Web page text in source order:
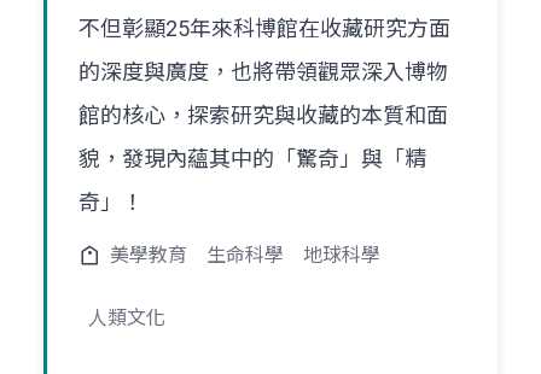
不但彰顯25年來科博館在收藏研究方面
的深度與廣度，也將帶領觀眾深入博物
館的核心，探索研究與收藏的本質和面
貌，發現內蘊其中的「驚奇」與「精
奇」！
美學教育 生命科學 地球科學
人類文化